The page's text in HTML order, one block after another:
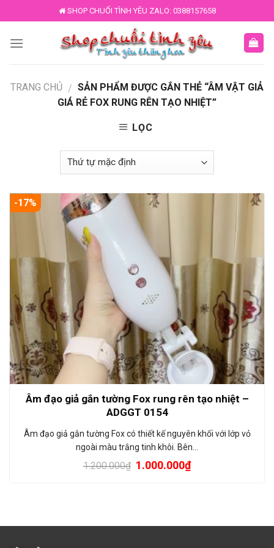
to
content
SHOP CHUỐI TÌNH YÊU ZALO: 0388157658
TRANG CHỦ / SẢN PHẨM ĐƯỢC GẮN THẺ “ÂM VẬT GIẢ
GIÁ RẺ FOX RUNG RÊN TẠO NHIỆT”
LỌC
-17%
Âm đạo giả gắn tường Fox rung rên tạo nhiệt –
ADGGT 0154
Âm đạo giả gắn tường Fox có thiết kế nguyên khối với lớp vỏ
ngoài màu trắng tinh khôi. Bên…
1.200.000₫ 1.000.000₫